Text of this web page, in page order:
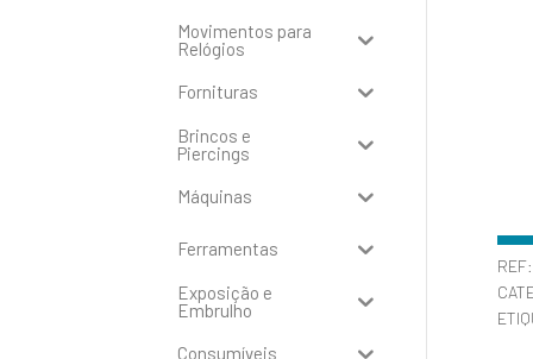
Movimentos para
Relógios
Fornituras
Brincos e
Piercings
Máquinas
Ferramentas
Exposição e
Embrulho
Consumíveis
REF: